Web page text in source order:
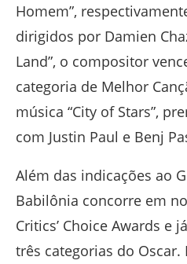
Homem”,
dirigidos por Damien
Land”, o compositor
categoria de Melhor
música “City of Stars”,
com Justin Paul e Benj
Além das indicações ao
Babilônia concorre em
Critics’ Choice Awards e
três categorias do